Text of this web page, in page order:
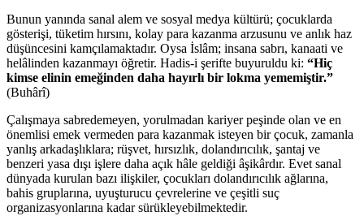
Bunun yanında sanal alem ve sosyal medya kültürü; çocuklarda
gösterişi, tüketim hırsını, kolay para kazanma arzusunu ve anlık haz
düşüncesini kamçılamaktadır. Oysa İslâm; insana sabrı, kanaati ve
helâlinden kazanmayı öğretir. Hadis-i şerifte buyuruldu ki: “Hiç
kimse elinin emeğinden daha hayırlı bir lokma yememiştir.”
(Buhârî)
Çalışmaya sabredemeyen, yorulmadan kariyer peşinde olan ve en
önemlisi emek vermeden para kazanmak isteyen bir çocuk, zamanla
yanlış arkadaşlıklara; rüşvet, hırsızlık, dolandırıcılık, şantaj ve
benzeri yasa dışı işlere daha açık hâle geldiği âşikârdır. Evet sanal
dünyada kurulan bazı ilişkiler, çocukları dolandırıcılık ağlarına,
bahis gruplarına, uyuşturucu çevrelerine ve çeşitli suç
organizasyonlarına kadar sürükleyebilmektedir.